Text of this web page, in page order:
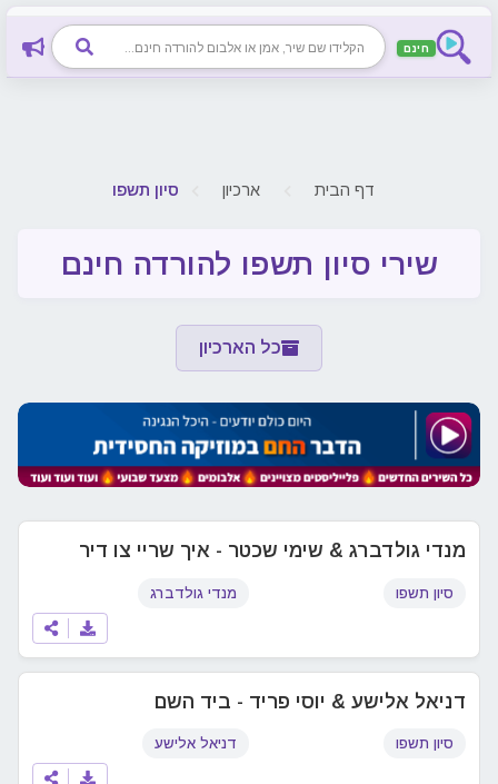
חינם
דף הבית ארכיון סיון תשפו
שירי סיון תשפו להורדה חינם
כל הארכיון
מנדי גולדברג & שימי שכטר - איך שריי צו דיר
סיון תשפו מנדי גולדברג
דניאל אלישע & יוסי פריד - ביד השם
סיון תשפו דניאל אלישע